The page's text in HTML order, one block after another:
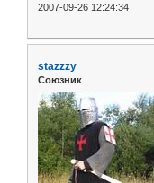
2007-09-26 12:24:34
stazzzy
Союзник